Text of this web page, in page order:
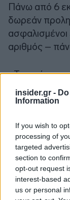
insider.gr -
Information
If you wish to
processing of
targeted
section to
opt-out request
interest-based
us or personal
Πάνω από 6
δωρεάν
ασφαλισμένοι
αριθμός –
«Το
μήνυμα
δυνατότητα
εντοπιστεί
ότι όλοι
καλύτερη
αν
«Για